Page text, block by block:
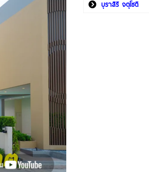
บุราสิริ จตุโชติ